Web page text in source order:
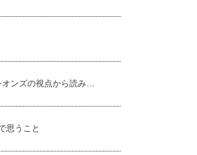
オンズの視点から読み…
思うこと